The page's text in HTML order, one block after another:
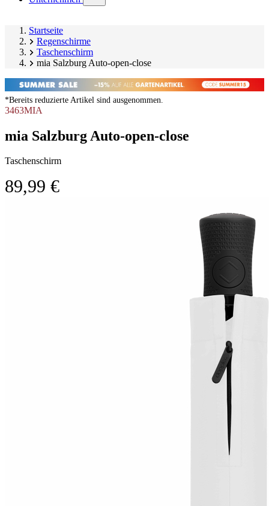
submenu)
Startseite
Regenschirme
Taschenschirm
mia Salzburg Auto-open-close
*Bereits reduzierte Artikel sind ausgenommen.
3463MIA
mia Salzburg Auto-open-close
Taschenschirm
89,99 €